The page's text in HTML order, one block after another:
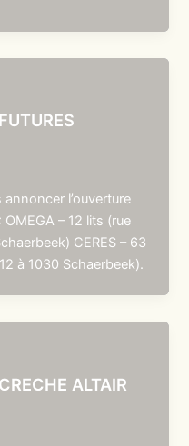
l’ouverture
– 12 lits (rue
CERES – 63
à 1030 Schaerbeek).
ALTAIR